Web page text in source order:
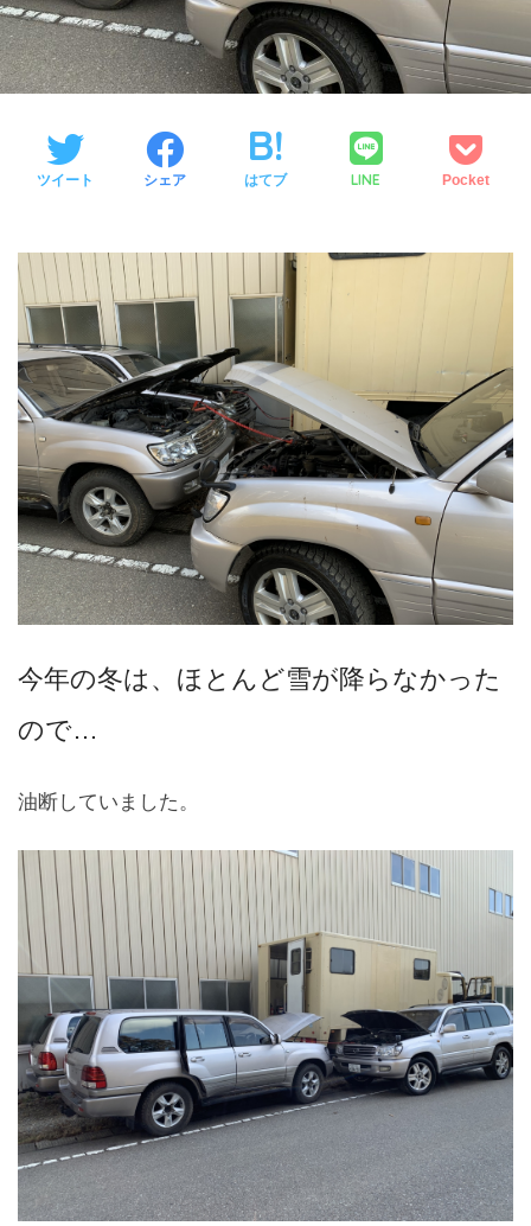
ツイート シェア はてブ LINE Pocket
今年の冬は、ほとんど雪が降らなかった
ので…
油断していました。